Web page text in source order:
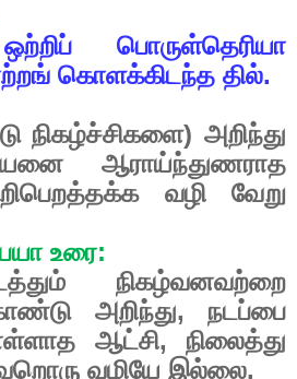
ஒற்றிப்
பொருள்தெரியா
கொளக்கிடந்த தில்.
நிகழ்ச்சிகளை)அறிந்து
ஆராய்ந்துணராத
வழி
வேறு
உரை:
நிகழ்வனவற்றை
அறிந்து, நடப்பை
ஆட்சி, நிலைத்து
வழியே இல்லை.